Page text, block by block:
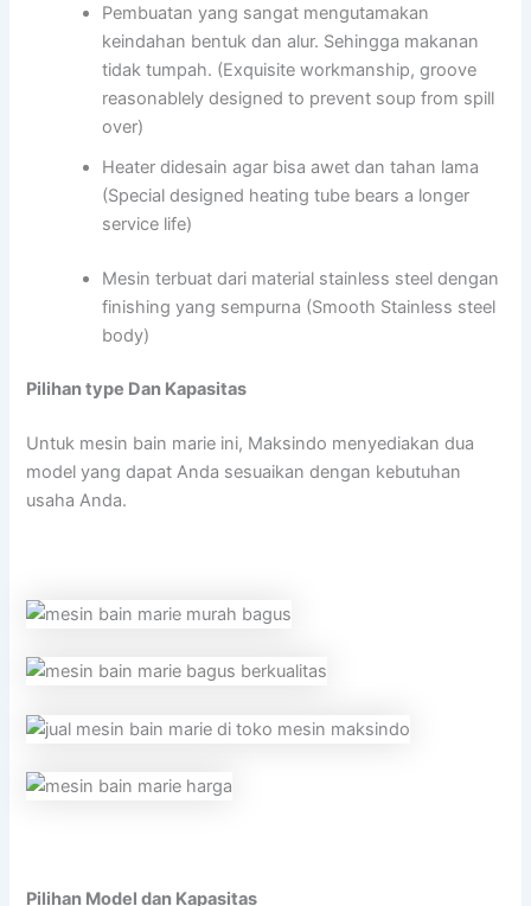
Pembuatan yang sangat mengutamakan
keindahan bentuk dan alur. Sehingga makanan
tidak tumpah. (Exquisite workmanship, groove
reasonablely designed to prevent soup from spill
over)
Heater didesain agar bisa awet dan tahan lama
(Special designed heating tube bears a longer
service life)
Mesin terbuat dari material stainless steel dengan
finishing yang sempurna (Smooth Stainless steel
body)
Pilihan type Dan Kapasitas
Untuk mesin bain marie ini, Maksindo menyediakan dua
model yang dapat Anda sesuaikan dengan kebutuhan
usaha Anda.
Pilihan Model dan Kapasitas